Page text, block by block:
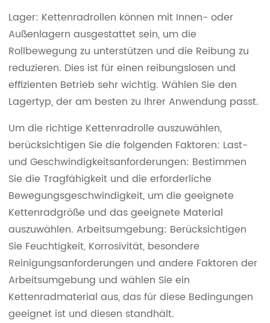
Lager: Kettenradrollen können mit Innen- oder
Außenlagern ausgestattet sein, um die
Rollbewegung zu unterstützen und die Reibung zu
reduzieren. Dies ist für einen reibungslosen und
effizienten Betrieb sehr wichtig. Wählen Sie den
Lagertyp, der am besten zu Ihrer Anwendung passt.
Um die richtige Kettenradrolle auszuwählen,
berücksichtigen Sie die folgenden Faktoren: Last-
und Geschwindigkeitsanforderungen: Bestimmen
Sie die Tragfähigkeit und die erforderliche
Bewegungsgeschwindigkeit, um die geeignete
Kettenradgröße und das geeignete Material
auszuwählen. Arbeitsumgebung: Berücksichtigen
Sie Feuchtigkeit, Korrosivität, besondere
Reinigungsanforderungen und andere Faktoren der
Arbeitsumgebung und wählen Sie ein
Kettenradmaterial aus, das für diese Bedingungen
geeignet ist und diesen standhält.